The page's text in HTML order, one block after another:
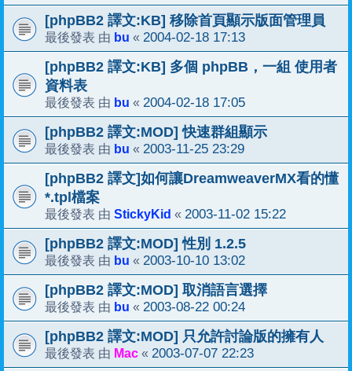
[phpBB2 譯文:KB] 移除首頁顯示版面管理員
最後發表 由 bu « 2004-02-18 17:13
[phpBB2 譯文:KB] 多個 phpBB，一組 使用者
資料表
最後發表 由 bu « 2004-02-18 17:05
[phpBB2 譯文:MOD] 快速群組顯示
最後發表 由 bu « 2003-11-25 23:29
[phpBB2 譯文]如何讓DreamweaverMX看的懂
*.tpl檔案
最後發表 由 StickyKid « 2003-11-02 15:22
[phpBB2 譯文:MOD] 性別 1.2.5
最後發表 由 bu « 2003-10-10 13:02
[phpBB2 譯文:MOD] 取消語言選擇
最後發表 由 bu « 2003-08-22 00:24
[phpBB2 譯文:MOD] 只允許討論版的擁有人
最後發表 由 Mac « 2003-07-07 22:23